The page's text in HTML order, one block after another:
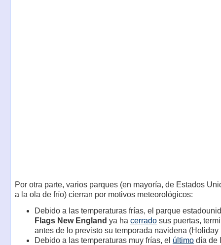
Por otra parte, varios parques (en mayoría, de Estados
a la ola de frío) cierran por motivos meteorológicos:
Debido a las temperaturas frías, el parque
Flags New England ya ha cerradosus puertas,
antes de lo previsto su temporada navidena (Holiday
Debido a las temperaturas muy frías, el últimodía de